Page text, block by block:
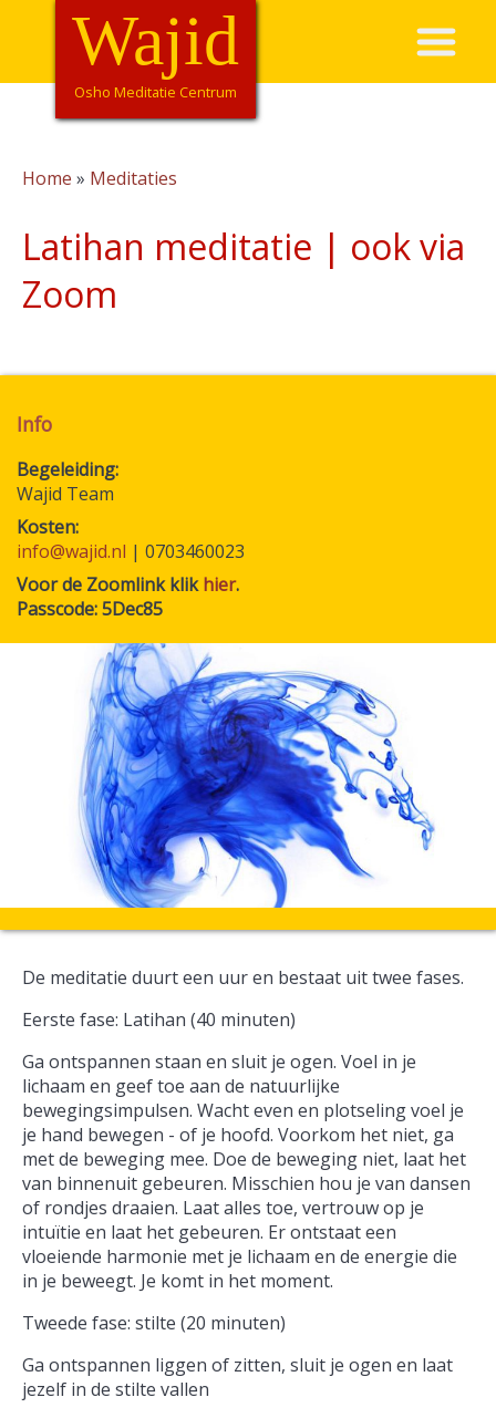
Overslaan
de
HoofdnavigatieWajid
Osho Meditatie Centrum
Home Meditaties
Latihan meditatie | ook via
Zoom
Info
Begeleiding
Wajid Team
Kosten
info@wajid.nl | 0703460023
Voor de Zoomlink klikhier.
Passcode: 5Dec85
De meditatie duurt een uur en bestaat uit twee fases.
Eerste fase: Latihan (40 minuten)
Ga ontspannen staan ​​en sluit je ogen. Voel in je
lichaam en geef toe aan de natuurlijke
bewegingsimpulsen. Wacht even en plotseling voel je
je hand bewegen - of je hoofd. Voorkom het niet, ga
met de beweging mee. Doe de beweging niet, laat het
van binnenuit gebeuren. Misschien hou je van dansen
of rondjes draaien. Laat alles toe, vertrouw op je
intuïtie en laat het gebeuren. Er ontstaat een
vloeiende harmonie met je lichaam en de energie die
in je beweegt. Je komt in het moment.
Tweede fase: stilte (20 minuten)
Ga ontspannen liggen of zitten, sluit je ogen en laat
jezelf in de stilte vallen